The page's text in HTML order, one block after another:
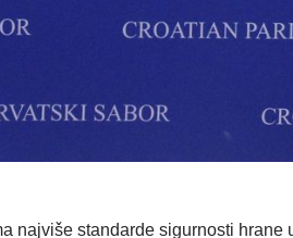
najviše standarde sigurnosti